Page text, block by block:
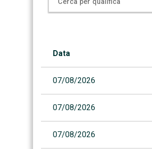
Data
07/08/2026
07/08/2026
07/08/2026